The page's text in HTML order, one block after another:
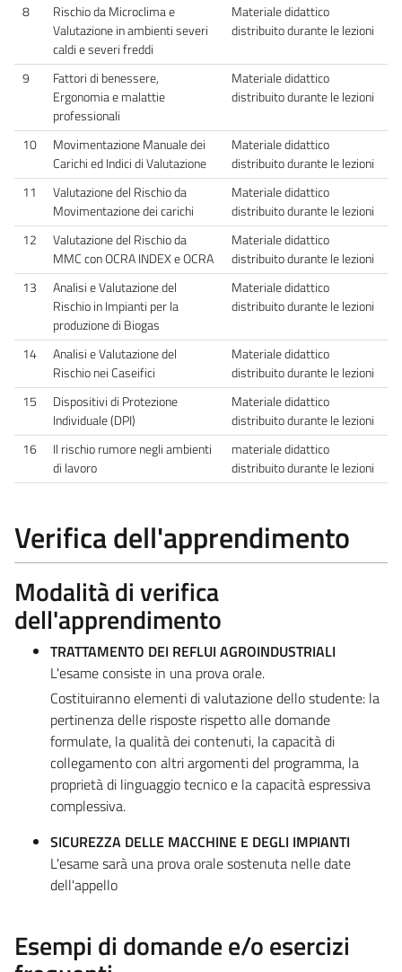
8
Rischio da Microclima e
Valutazione in ambienti severi
caldi e severi freddi
Materiale didattico
distribuito durante le lezioni
9
Fattori di benessere,
Ergonomia e malattie
professionali
Materiale didattico
distribuito durante le lezioni
10
Movimentazione Manuale dei
Carichi ed Indici di Valutazione
Materiale didattico
distribuito durante le lezioni
11
Valutazione del Rischio da
Movimentazione dei carichi
Materiale didattico
distribuito durante le lezioni
12
Valutazione del Rischio da
MMC con OCRA INDEX e OCRA
Materiale didattico
distribuito durante le lezioni
13
Analisi e Valutazione del
Rischio in Impianti per la
produzione di Biogas
Materiale didattico
distribuito durante le lezioni
14
Analisi e Valutazione del
Rischio nei Caseifici
Materiale didattico
distribuito durante le lezioni
15
Dispositivi di Protezione
Individuale (DPI)
Materiale didattico
distribuito durante le lezioni
16
Il rischio rumore negli ambienti
di lavoro
materiale didattico
distribuito durante le lezioni
Verifica dell'apprendimento
Modalità di verifica
dell'apprendimento
TRATTAMENTO DEI REFLUI AGROINDUSTRIALI
L'esame consiste in una prova orale.
Costituiranno elementi di valutazione dello studente: la
pertinenza delle risposte rispetto alle domande
formulate, la qualità dei contenuti, la capacità di
collegamento con altri argomenti del programma, la
proprietà di linguaggio tecnico e la capacità espressiva
complessiva.
SICUREZZA DELLE MACCHINE E DEGLI IMPIANTI
L'esame sarà una prova orale sostenuta nelle date
dell'appello
Esempi di domande e/o esercizi